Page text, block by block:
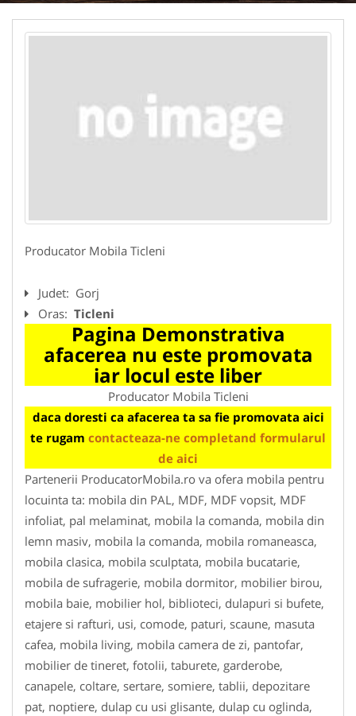
Producator Mobila Ticleni
Judet: Gorj
Oras: Ticleni
Pagina Demonstrativa
afacerea nu este promovata
iar locul este liber
Producator Mobila Ticleni
daca doresti ca afacerea ta sa fie promovata aici
te rugam contacteaza-ne completand formularul
de aici
Partenerii ProducatorMobila.ro va ofera mobila pentru
locuinta ta: mobila din PAL, MDF, MDF vopsit, MDF
infoliat, pal melaminat, mobila la comanda, mobila din
lemn masiv, mobila la comanda, mobila romaneasca,
mobila clasica, mobila sculptata, mobila bucatarie,
mobila de sufragerie, mobila dormitor, mobilier birou,
mobila baie, mobilier hol, biblioteci, dulapuri si bufete,
etajere si rafturi, usi, comode, paturi, scaune, masuta
cafea, mobila living, mobila camera de zi, pantofar,
mobilier de tineret, fotolii, taburete, garderobe,
canapele, coltare, sertare, somiere, tablii, depozitare
pat, noptiere, dulap cu usi glisante, dulap cu oglinda,